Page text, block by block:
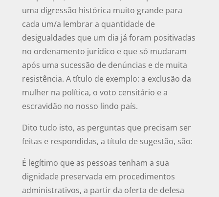
uma digressão histórica muito grande para
cada um/a lembrar a quantidade de
desigualdades que um dia já foram positivadas
no ordenamento jurídico e que só mudaram
após uma sucessão de denúncias e de muita
resistência. A título de exemplo: a exclusão da
mulher na política, o voto censitário e a
escravidão no nosso lindo país.
Dito tudo isto, as perguntas que precisam ser
feitas e respondidas, a título de sugestão, são:
É legítimo que as pessoas tenham a sua
dignidade preservada em procedimentos
administrativos, a partir da oferta de defesa